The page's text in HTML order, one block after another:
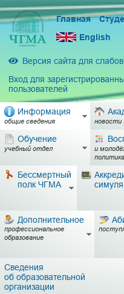
Главная
English
Версия сайта для
Вход для
пользователей
Информация
общие сведения новости
Обучение
учебный отдел
и
политика
Бессмертный
полк ЧГМА
Дополнительное
профессиональное
образование
Сведения
об образовательной
организации